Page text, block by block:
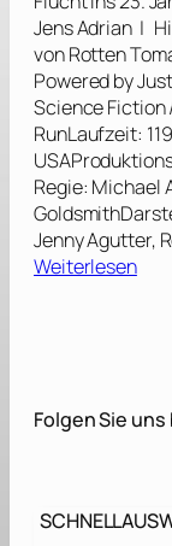
Jens Adrian |
von Rotten
Powered by
Science Fiction
RunLaufzeit:
Regie: Michael
Jenny Agutter,
Weiterlesen:
t
2
Folgen Sie uns